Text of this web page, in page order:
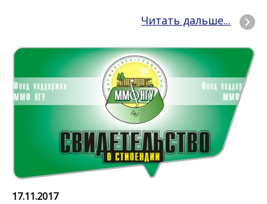
Читать дальше...
17.11.2017